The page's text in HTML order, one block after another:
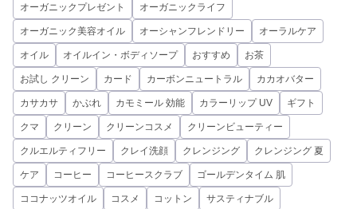
オーガニックプレゼント オーガニックライフ
オーガニック美容オイル オーシャンフレンドリー オーラルケア
オイル オイルイン・ボディソープ おすすめ お茶
お試し クリーン カード カーボンニュートラル カカオバター
カサカサ かぶれ カモミール 効能 カラーリップ UV ギフト
クマ クリーン クリーンコスメ クリーンビューティー
クルエルティフリー クレイ洗顔 クレンジング クレンジング 夏
ケア コーヒー コーヒースクラブ ゴールデンタイム 肌
ココナッツオイル コスメ コットン サスティナブル